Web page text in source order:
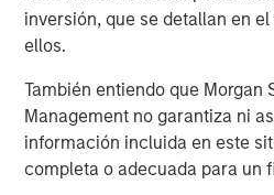
inversión, que se detallan en
ellos.
También entiendo que Morgan
Management no garantiza ni
información incluida en este
completa o adecuada para un
CONSILIENT OBSERVER
Behavior in Prediction,
Markets
CONSILIENT OBSERVER